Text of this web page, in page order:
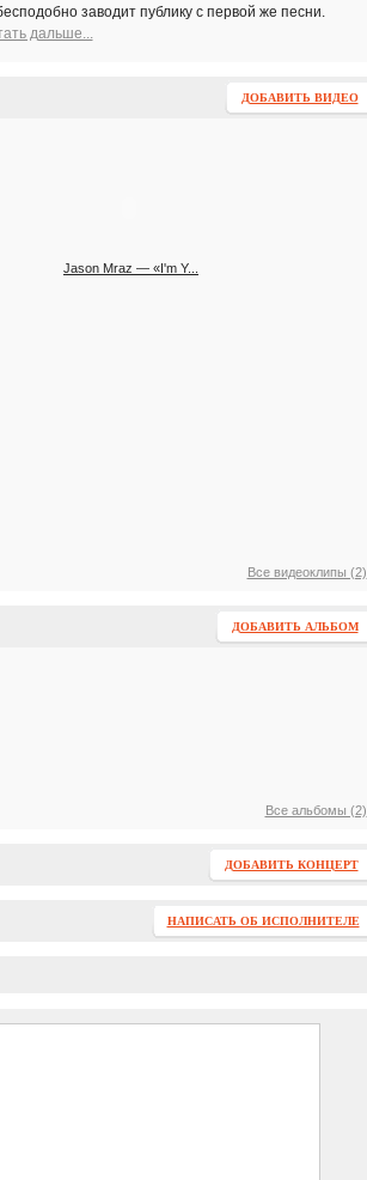
заводит публику с первой же песни.
дальше...
ДОБАВИТЬ ВИДЕО
Jason Mraz — «I'm Y...
Все видеоклипы (2)
ДОБАВИТЬ АЛЬБОМ
Все альбомы (2)
ДОБАВИТЬ КОНЦЕРТ
НАПИСАТЬ ОБ ИСПОЛНИТЕЛЕ